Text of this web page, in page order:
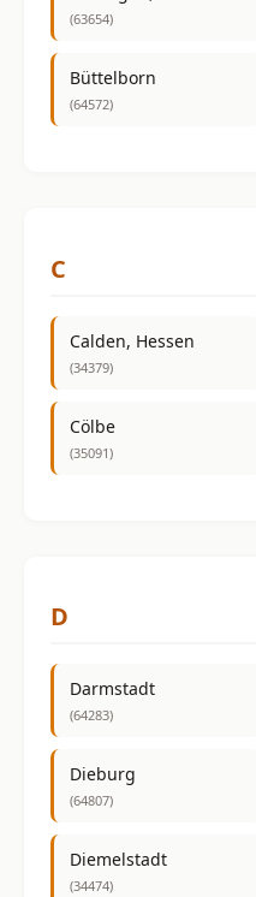
(63654)
Büttelborn
(64572)
C
Calden, Hessen
(34379)
Cölbe
(35091)
D
Darmstadt
(64283)
Dieburg
(64807)
Diemelstadt
(34474)